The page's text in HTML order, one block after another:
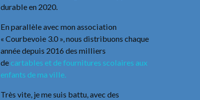
durable en 2020.
En parallèle avec mon association
« Courbevoie 3.0 », nous distribuons chaque
année depuis 2016 des milliers
de cartables et de fournitures scolaires aux
enfants de ma ville.
Très vite, je me suis battu, avec des